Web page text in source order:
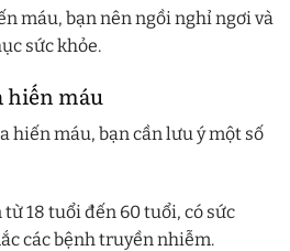
máu, bạn nên ngồi nghỉ ngơi và
sức khỏe.
hiến máu
hiến máu, bạn cần lưu ý một số
18 tuổi đến 60 tuổi, có sức
các bệnh truyền nhiễm.